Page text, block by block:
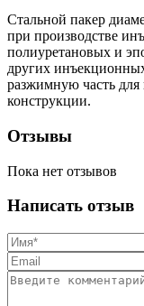
Стальной пакер
при производстве
полиуретановых и
других
разжимную часть
конструкции.
Отзывы
Пока нет отзывов
Написать отзыв